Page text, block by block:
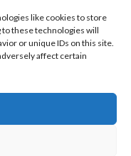
like cookies to store
these technologies will
or unique IDs on this site.
affect certain